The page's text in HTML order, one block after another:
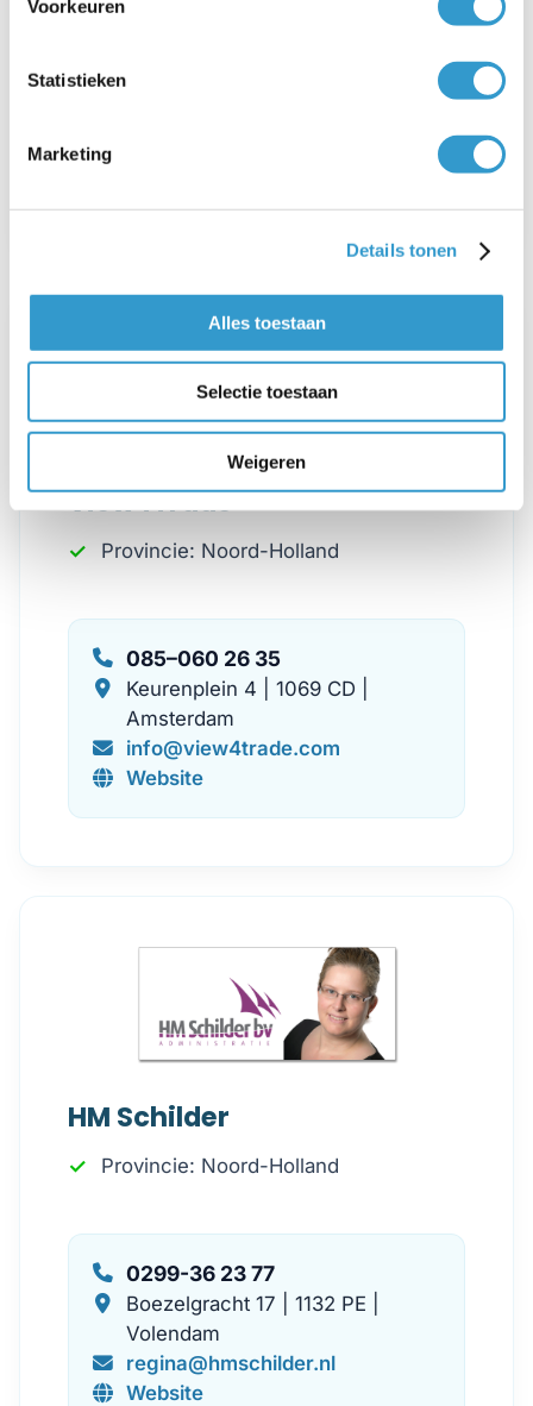
Voorkeuren
Statistieken
Marketing
Details tonen
Alles toestaan
Selectie toestaan
Weigeren
View4Trade
Provincie: Noord-Holland
085–060 26 35
Keurenplein 4 | 1069 CD |
Amsterdam
info@view4trade.com
Website
HM Schilder
Provincie: Noord-Holland
0299-36 23 77
Boezelgracht 17 | 1132 PE |
Volendam
regina@hmschilder.nl
Website